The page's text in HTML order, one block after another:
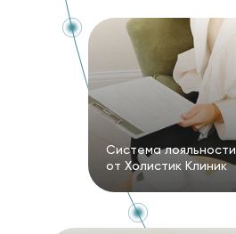
Система лояльности
от Холистик Клиник